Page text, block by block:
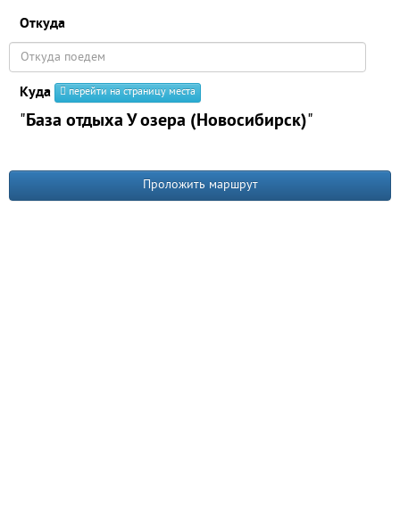
Откуда
Куда перейти на страницу места
"База отдыха У озера (Новосибирск)"
Проложить маршрут